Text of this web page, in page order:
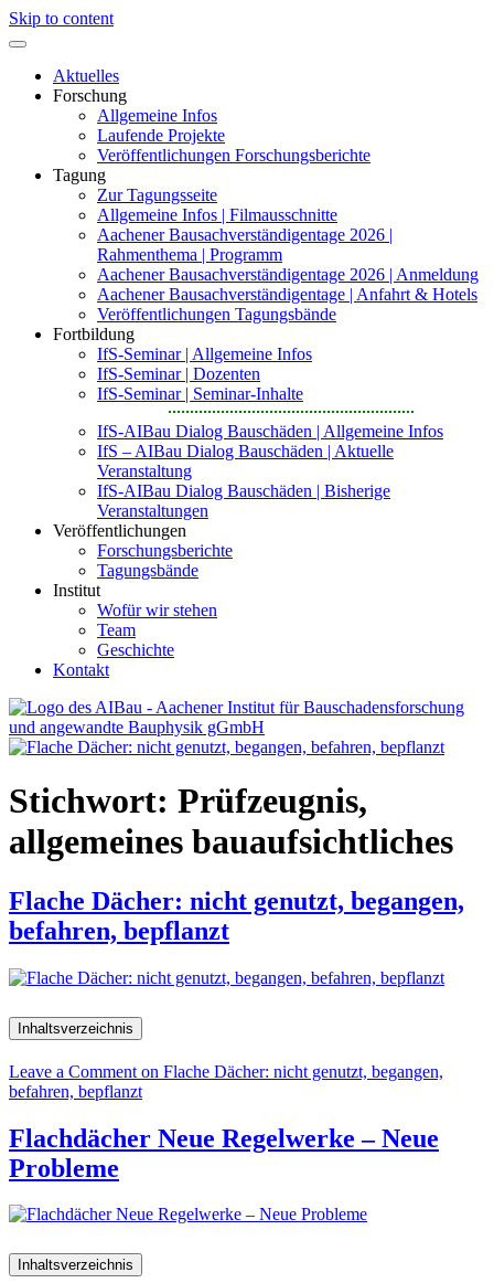
Skip to content
Aktuelles
Forschung
Allgemeine Infos
Laufende Projekte
Veröffentlichungen Forschungsberichte
Tagung
Zur Tagungsseite
Allgemeine Infos | Filmausschnitte
Aachener Bausachverständigentage 2026 |
Rahmenthema | Programm
Aachener Bausachverständigentage 2026 | Anmeldung
Aachener Bausachverständigentage | Anfahrt & Hotels
Veröffentlichungen Tagungsbände
Fortbildung
IfS-Seminar | Allgemeine Infos
IfS-Seminar | Dozenten
IfS-Seminar | Seminar-Inhalte
IfS-AIBau Dialog Bauschäden | Allgemeine Infos
IfS – AIBau Dialog Bauschäden | Aktuelle
Veranstaltung
IfS-AIBau Dialog Bauschäden | Bisherige
Veranstaltungen
Veröffentlichungen
Forschungsberichte
Tagungsbände
Institut
Wofür wir stehen
Team
Geschichte
Kontakt
angewandte Bauphysik
Stichwort: Prüfzeugnis,
allgemeines bauaufsichtliches
Flache Dächer: nicht genutzt, begangen,
befahren, bepflanzt
Inhaltsverzeichnis
Leave a Comment on Flache Dächer: nicht genutzt, begangen,
befahren, bepflanzt
Flachdächer Neue Regelwerke – Neue
Probleme
Inhaltsverzeichnis